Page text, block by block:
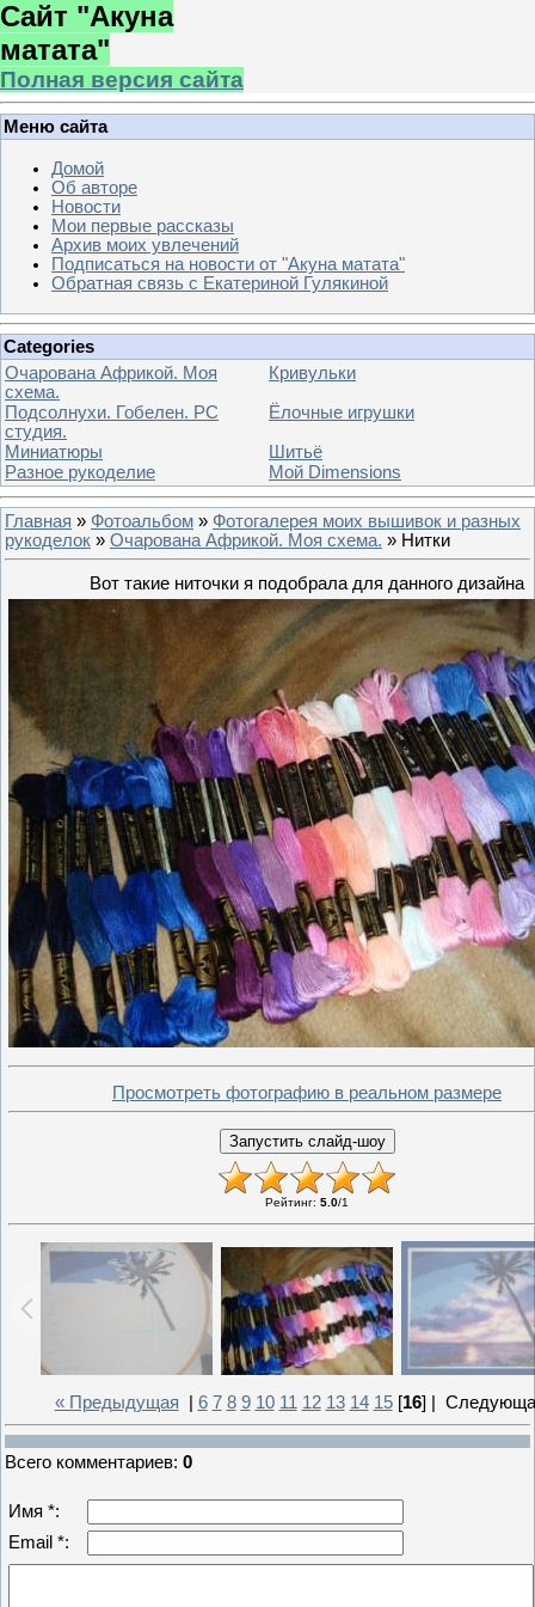
Сайт "Акуна
матата"
Полная версия сайта
Меню сайта
Домой
Об авторе
Новости
Мои первые рассказы
Архив моих увлечений
Подписаться на новости от "Акуна матата"
Обратная связь с Екатериной Гулякиной
Categories
Очарована Африкой. Моя
схема.
Кривульки
Подсолнухи. Гобелен. РС
студия.
Ёлочные игрушки
Миниатюры
Шитьё
Разное рукоделие
Мой Dimensions
Главная » Фотоальбом » Фотогалерея моих вышивок и разных
рукоделок » Очарована Африкой. Моя схема. » Нитки
Вот такие ниточки я подобрала для данного дизайна
Просмотреть фотографию в реальном размере
Рейтинг: 5.0/1
« Предыдущая 6 7 8 9 10 11 12 13 14 15[16] |
Всего комментариев: 0
Имя *:
Email *: